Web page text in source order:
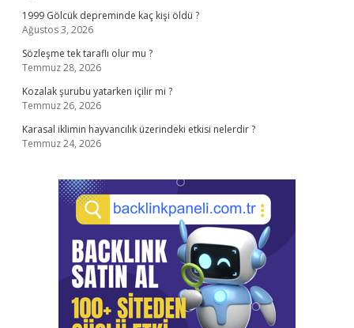
1999 Gölcük depreminde kaç kişi öldü ?
Ağustos 3, 2026
Sözleşme tek taraflı olur mu ?
Temmuz 28, 2026
Kozalak şurubu yatarken içilir mi ?
Temmuz 26, 2026
Karasal iklimin hayvancılık üzerindeki etkisi nelerdir ?
Temmuz 24, 2026